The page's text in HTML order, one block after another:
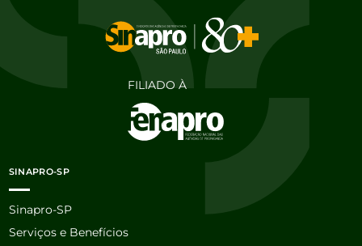
FILIADO À
SINAPRO-SP
Sinapro-SP
Serviços e Benefícios